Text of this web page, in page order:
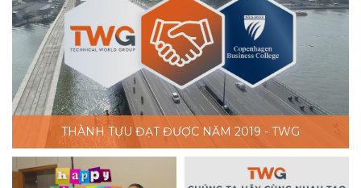
THÀNH TỰU ĐẠT ĐƯỢC NĂM 2019 - TWG